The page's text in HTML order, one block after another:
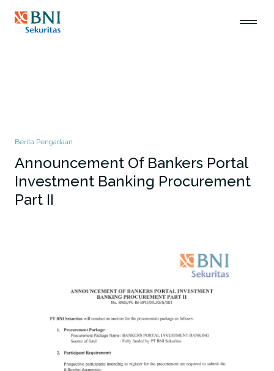
Berita Pengadaan
Announcement Of Bankers Portal
Investment Banking Procurement
Part II